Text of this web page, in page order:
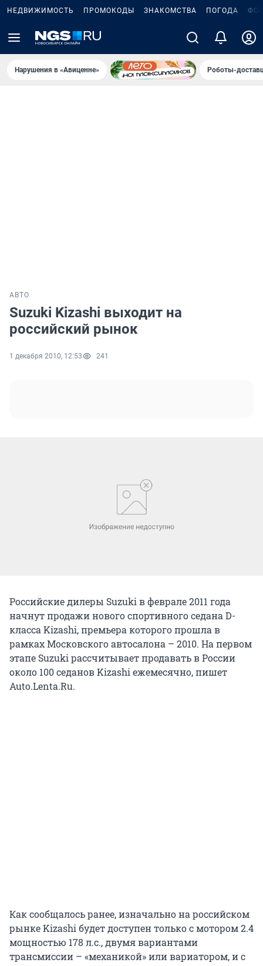
НЕДВИЖИМОСТЬ ПРОМОКОДЫ ЗНАКОМСТВА ПОГОДА
Нарушения в «Авиценне» Роботы-
АВТО
Suzuki Kizashi выходит на
российский рынок
1 декабря 2010, 12:53 241
Российские дилеры Suzuki в феврале 2011 года
начнут продажи нового спортивного седана D-
класса Kizashi, премьера которого прошла в
рамках Московского автосалона – 2010. На первом
этапе Suzuki рассчитывает продавать в России
около 100 седанов Kizashi ежемесячно, пишет
Auto.Lenta.Ru.
Как сообщалось ранее, изначально на российском
рынке Kizashi будет доступен только с мотором 2.4
мощностью 178 л.с., двумя вариантами
трансмиссии – «механикой» или вариатором, и с